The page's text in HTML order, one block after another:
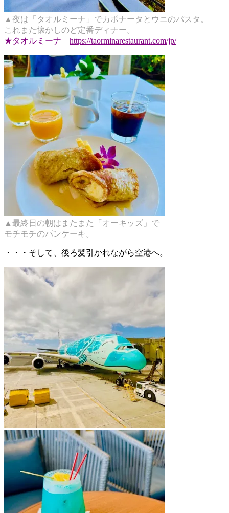
▲夜は「タオルミーナ」でカポナータとウニのパスタ。
これまた懐かしのど定番ディナー。
★タオルミーナ https://taorminarestaurant.com/jp/
▲最終日の朝はまたまた「オーキッズ」で
モチモチのパンケーキ。
・・・そして、後ろ髪引かれながら空港へ。